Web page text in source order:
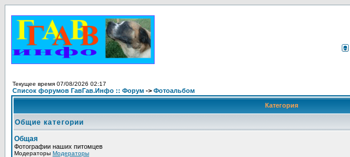
Текущее время 07/08/2026 02:17
Список форумов ГавГав.Инфо :: Форум -> Фотоальбом
Категория
Общие категории
Общая
Фотографии наших питомцев
Модераторы Модераторы